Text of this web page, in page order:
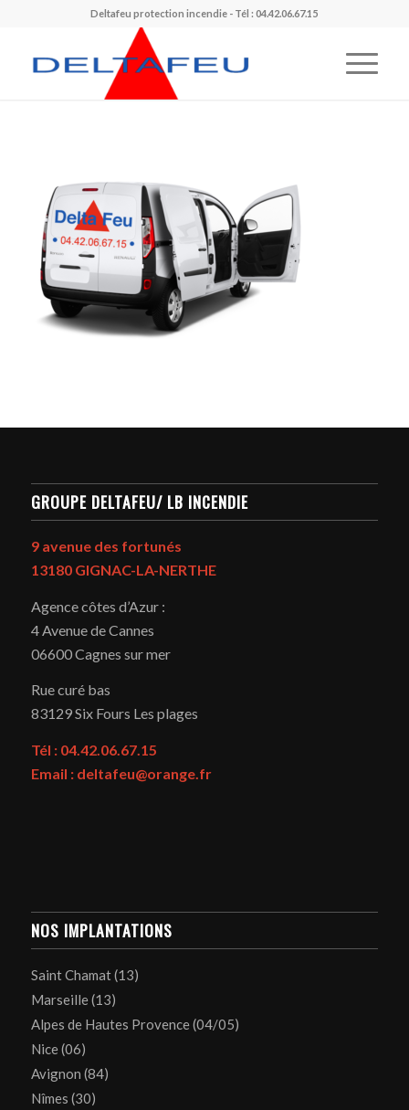
Deltafeu protection incendie - Tél : 04.42.06.67.15
GROUPE DELTAFEU/ LB INCENDIE
9 avenue des fortunés
13180 GIGNAC-LA-NERTHE
Agence côtes d’Azur :
4 Avenue de Cannes
06600 Cagnes sur mer
Rue curé bas
83129Six Fours Les plages
Tél : 04.42.06.67.15
Email : deltafeu@orange.fr
NOS IMPLANTATIONS
Saint Chamat (13)
Marseille (13)
Alpes de Hautes Provence (04/05)
Nice (06)
Avignon (84)
Nîmes (30)